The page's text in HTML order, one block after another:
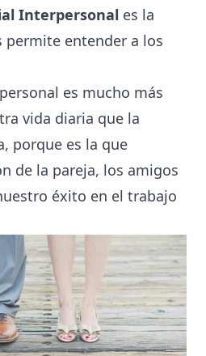
Interpersonal es la
permite entender a los
es mucho más
vida diaria que la
porque es la que
de la pareja, los amigos
éxito en el trabajo